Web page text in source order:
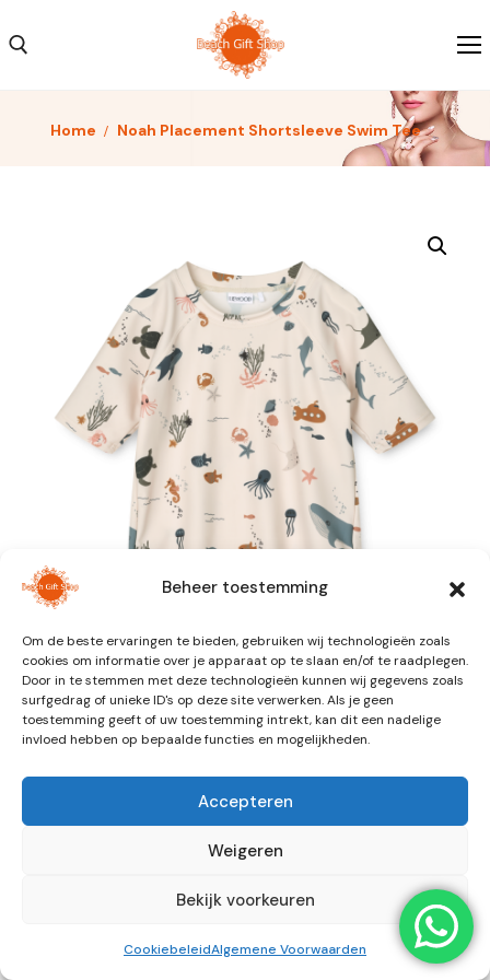
Beheer toestemming
Om de beste ervaringen te bieden, gebruiken wij technologieën zoals
cookies om informatie over je apparaat op te slaan en/of te raadplegen.
Door in te stemmen met deze technologieën kunnen wij gegevens zoals
surfgedrag of unieke ID's op deze site verwerken. Als je geen
toestemming geeft of uw toestemming intrekt, kan dit een nadelige
invloed hebben op bepaalde functies en mogelijkheden.
Accepteren
Weigeren
Bekijk voorkeuren
CookiebeleidAlgemene Voorwaarden
Accessoires
Over ons
Contact
Home Noah Placement Shortsleeve Swim Tee
Noah Placement Shortsleeve
Swim Tee